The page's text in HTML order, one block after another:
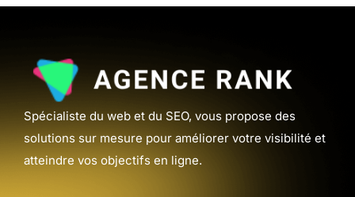
Spécialiste du web et du SEO, vous propose des
solutions sur mesure pour améliorer votre visibilité et
atteindre vos objectifs en ligne.